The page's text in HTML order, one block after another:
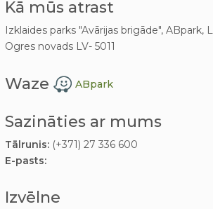
Kā mūs atrast
Izklaides parks "Avārijas brigāde", ABpark,
Ogres novads LV- 5011
Waze ABpark
Sazināties ar mums
Tālrunis:(+371) 27 336 600
E-pasts:
Izvēlne